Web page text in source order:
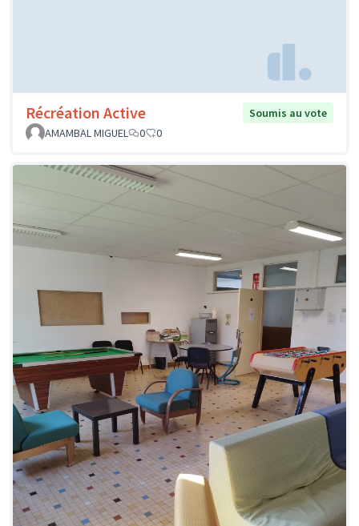
Récréation Active
Soumis au vote
AMAMBAL MIGUEL
0 0